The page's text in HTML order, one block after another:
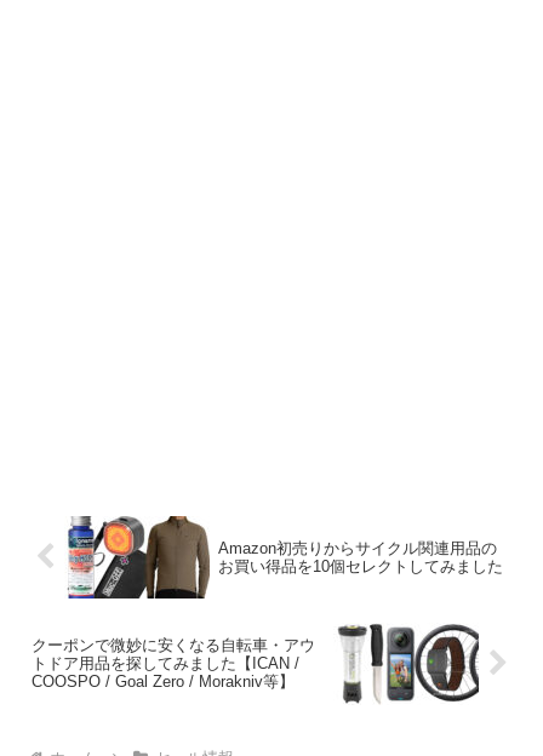
Amazon初売りからサイクル関連用品の
お買い得品を10個セレクトしてみました
クーポンで微妙に安くなる自転車・アウ
トドア用品を探してみました【ICAN /
COOSPO / Goal Zero / Morakniv等】